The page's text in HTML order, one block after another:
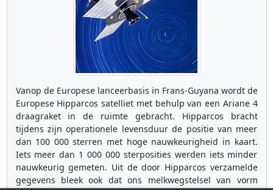
Vanop de Europese lanceerbasis in Frans-Guyana wordt de
Europese Hipparcos satelliet met behulp van een Ariane 4
draagraket in de ruimte gebracht. Hipparcos bracht
tijdens zijn operationele levensduur de positie van meer
dan 100 000 sterren met hoge nauwkeurigheid in kaart.
Iets meer dan 1 000 000 sterposities werden iets minder
nauwkeurig gemeten. Uit de door Hipparcos verzamelde
gegevens bleek ook dat ons melkwegstelsel van vorm